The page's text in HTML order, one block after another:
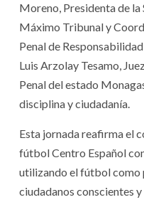
Moreno, Presidenta de la
Máximo Tribunal y
Penal de
Luis Arzolay Tesamo,
Penal del estado
disciplina y ciudadanía.
​Esta jornada reafirma el
fútbol Centro Español
utilizando el fútbol como
ciudadanos conscientes